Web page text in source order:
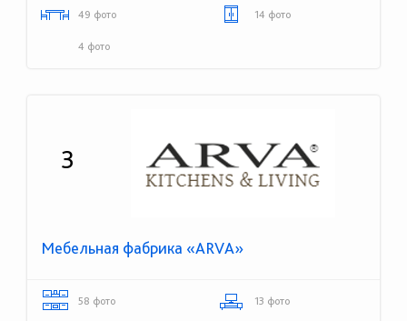
49 фото 14 фото
4 фото
3
Мебельная фабрика «ARVA»
58 фото 13 фото